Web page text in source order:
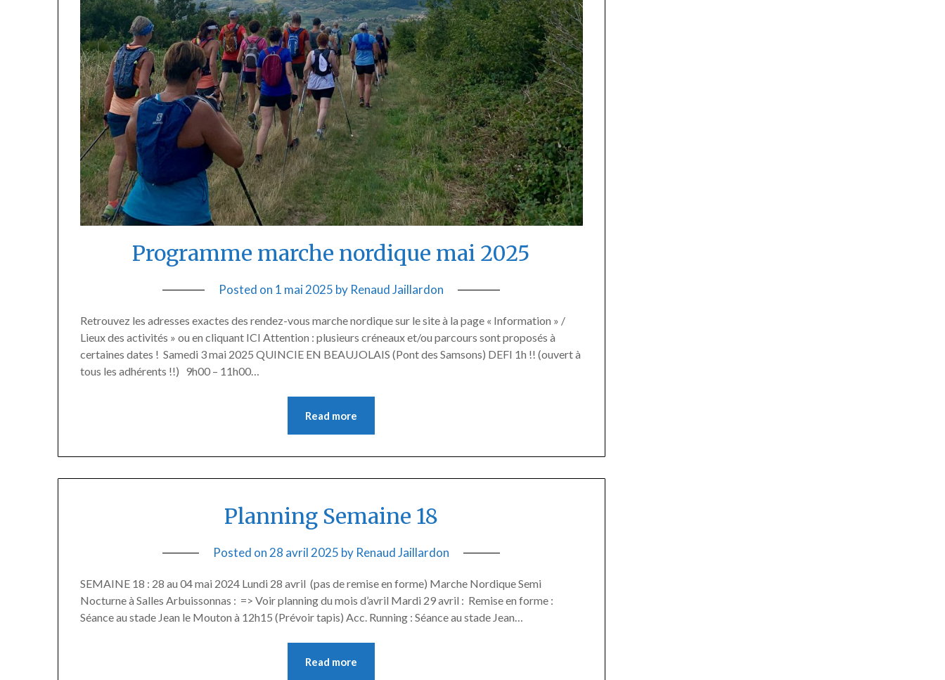
Programme marche nordique mai 2025
Posted on 1 mai 2025 by Renaud Jaillardon
Retrouvez les adresses exactes des rendez-vous marche nordique sur le site à la page « Information » /
Lieux des activités » ou en cliquant ICI Attention : plusieurs créneaux et/ou parcours sont proposés à
certaines dates ! Samedi 3 mai 2025 QUINCIE EN BEAUJOLAIS (Pont des Samsons) DEFI 1h !! (ouvert à
tous les adhérents !!) 9h00 – 11h00…
Read more
Planning Semaine 18
Posted on 28 avril 2025 by Renaud Jaillardon
SEMAINE 18 : 28 au 04 mai 2024 Lundi 28 avril (pas de remise en forme) Marche Nordique Semi
Nocturne à Salles Arbuissonnas : => Voir planning du mois d’avril Mardi 29 avril : Remise en forme :
Séance au stade Jean le Mouton à 12h15 (Prévoir tapis) Acc. Running : Séance au stade Jean…
Read more